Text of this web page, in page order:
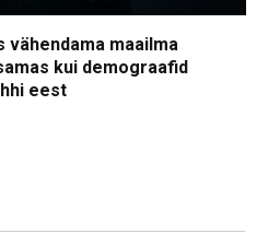
vähendama maailma
kui demograafid
eest